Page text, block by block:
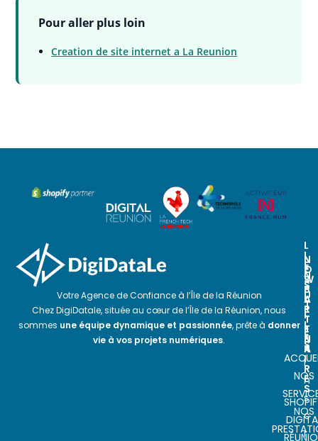
Pour aller plus loin
Creation de site internet a La Reunion
Votre Agence de Confiance à l’Île de la Réunion
Chez DigiDatale, située au cœur de l’Île de la Réunion, nous
sommes une équipe dynamique et passionnée, prête à donner
vie à vos projets numériques.
L
I
E
N
S
U
T
I
L
E
S
NOS
NOS
N
O
S
P
A
R
T
E
N
A
I
R
E
S
N
E
W
S
L
E
T
T
E
R
I
n
s
c
r